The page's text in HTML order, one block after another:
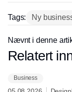
Tags: Ny
Nævnt i denne
Relatert
Business